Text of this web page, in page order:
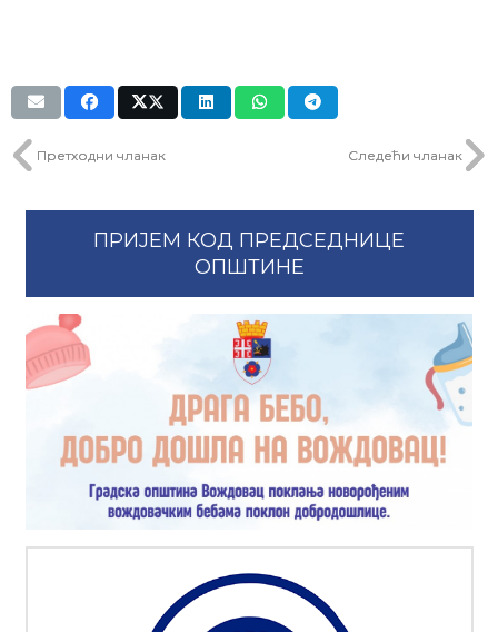
Претходни чланак Следећи чланак
ПРИЈЕМ КОД ПРЕДСЕДНИЦЕ
ОПШТИНЕ